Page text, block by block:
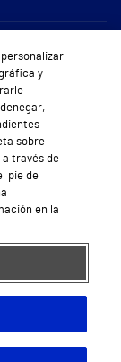
Protección de datos
y
sobre
través de
pie de
en la